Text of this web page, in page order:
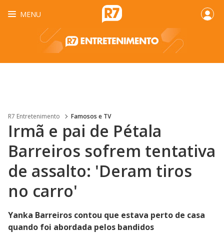
MENU
R7 Entretenimento Famosos e TV
Irmã e pai de Pétala
Barreiros sofrem tentativa
de assalto: 'Deram tiros
no carro'
Yanka Barreiros contou que estava perto de casa
quando foi abordada pelos bandidos